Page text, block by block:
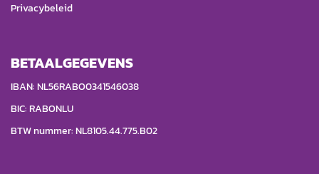
Privacybeleid
BETAALGEGEVENS
IBAN: NL56RABO0341546038
BIC: RABONLU
BTW nummer: NL8105.44.775.B02